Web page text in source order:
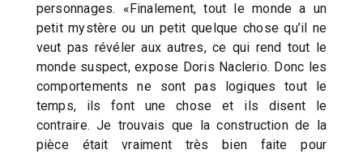
personnages. «Finalement, tout le monde a un
petit mystère ou un petit quelque chose qu’il ne
veut pas révéler aux autres, ce qui rend tout le
monde suspect, expose Doris Naclerio. Donc les
comportements ne sont pas logiques tout le
temps, ils font une chose et ils disent le
contraire. Je trouvais que la construction de la
pièce était vraiment très bien faite pour